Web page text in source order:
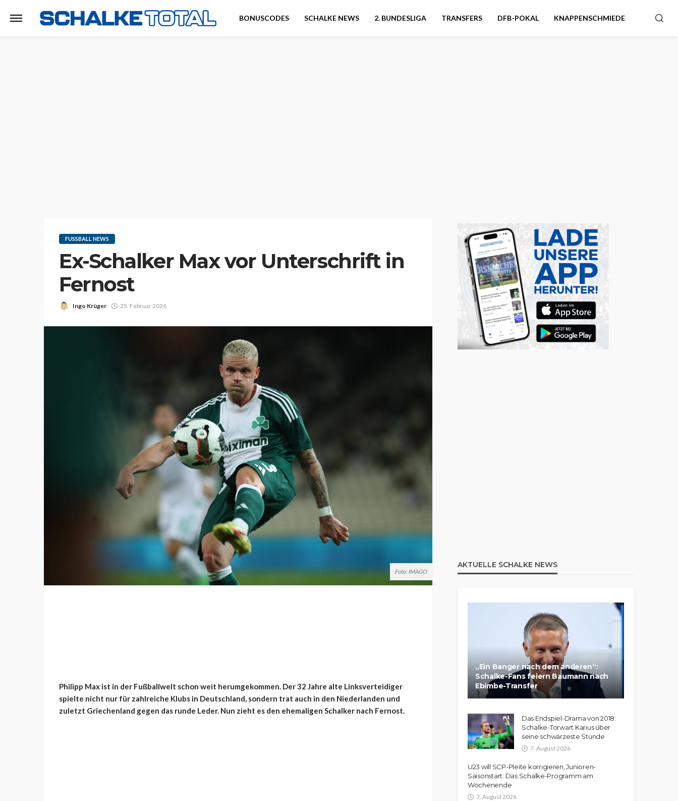
BONUSCODES SCHALKE NEWS 2. BUNDESLIGA TRANSFERS DFB-POKAL KNAPPENSCHMIEDE
FUSSBALL NEWS
Ex-Schalker Max vor Unterschrift in
Fernost
Ingo Krüger 25. Februar 2026
Foto: IMAGO
Philipp Max ist in der Fußballwelt schon weit herumgekommen. Der 32 Jahre alte Linksverteidiger
spielte nicht nur für zahlreiche Klubs in Deutschland, sondern trat auch in den Niederlanden und
zuletzt Griechenland gegen das runde Leder. Nun zieht es den ehemaligen Schalker nach Fernost.
AKTUELLE SCHALKE NEWS
„Ein Banger nach dem anderen“:
Schalke-Fans feiern Baumann nach
Ebimbe-Transfer
Das Endspiel-Drama von 2018:
Schalke-Torwart Karius über
seine schwärzeste Stunde
7. August 2026
U23 will SCP-Pleite korrigieren, Junioren-
Saisonstart: Das Schalke-Programm am
Wochenende
7. August 2026